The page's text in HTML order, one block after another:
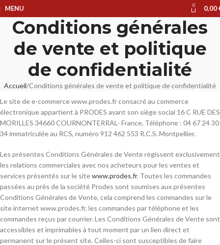
MENU 0 0,00
Conditions générales
de vente et politique
de confidentialité
Accueil Conditions générales de vente et politique de confidentialité
Le site de e-commerce www.prodes.fr consacré au commerce
électronique appartient à PRODES ayant son siège social 16 C RUE DES
MORILLES 34660 COURNONTERRAL- France, Téléphone : 04 67 24 30
34 immatriculée au RCS, numéro 912 462 553 R.C.S. Montpellier.
Les présentes Conditions Générales de Vente régissent exclusivement
les relations commerciales avec nos acheteurs pour les ventes et
services présentés sur le sitewww.prodes.fr. Toutes les commandes
passées au près de la société Prodes sont soumises aux présentes
Conditions Générales de Vente, cela comprend les commandes sur le
site internet www.prodes.fr, les commandes par téléphone et les
commandes reçus par courrier. Les Conditions Générales de Vente sont
accessibles et imprimables à tout moment par un lien direct et
permanent sur le présent site. Celles-ci sont susceptibles de faire